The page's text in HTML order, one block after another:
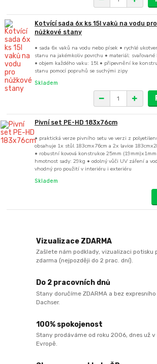
Kotvící sada 6x ks 15l vaků na vodu pro
nůžkové stany
• sada 6x vaků na vodu nebo písek • rychlé
stanu na jakémkoliv povrchu • materiál: svařované
• objem každého vaku: 15l • připevnění ke
stanu pomocí popruhů se suchými zipy
Skladem
Pivní set PE-HD 183x76cm
• praktická verze pivního setu ve verzi z
obsahuje 1x stůl 183cmx76cm a 2x lavice
• robustní kovová konstrukce 25mm
hmotnost sady: 29kg • odolný vůči UV záření a
vhodný pro použití v interiéru i exteriéru
Skladem
Vizualizace ZDARMA
Zašlete nám podklady, vizualizaci potisku
zdarma (nejpozději do 2 prac. dní).
Do 2 pracovních dnů
Stany doručíme ZDARMA a bez
Dachser.
100% spokojenost
Stany prodáváme od roku 2006, dnes už
Evropě.